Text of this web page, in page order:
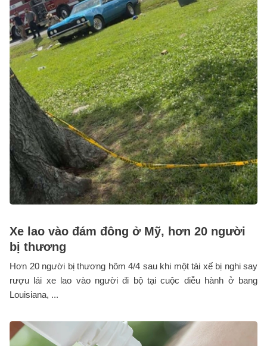
Xe lao vào đám đông ở Mỹ, hơn 20 người
bị thương
Hơn 20 người bị thương hôm 4/4 sau khi một tài xế bị nghi say
rượu lái xe lao vào người đi bộ tại cuộc diễu hành ở bang
Louisiana, ...